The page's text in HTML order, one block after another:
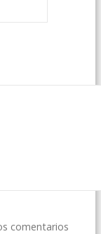
comentarios